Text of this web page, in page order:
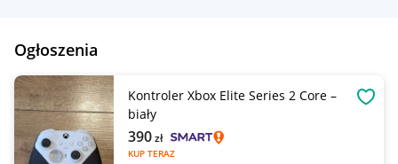
Ogłoszenia
Kontroler Xbox Elite Series 2 Core –
biały
KUP TERAZ
390zł